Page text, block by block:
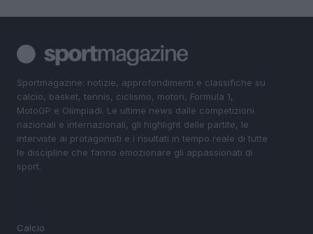
Sportmagazine: notizie, approfondimenti e classifiche su
calcio, basket, tennis, ciclismo, motori, Formula 1,
MotoGP e Olimpiadi. Le ultime news dalle competizioni
nazionali e internazionali, gli highlight delle partite, le
interviste ai protagonisti e i risultati in tempo reale di tutte
le discipline che fanno emozionare gli appassionati di
sport.
Calcio